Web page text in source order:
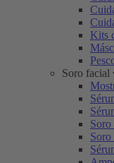
Kits
Soro facial
Soro